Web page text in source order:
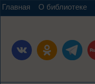
Главная О библиотеке